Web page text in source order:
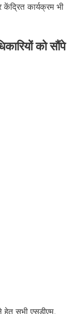
कार्यक्रम भी
को सौंपे
सभी एसडीएम,